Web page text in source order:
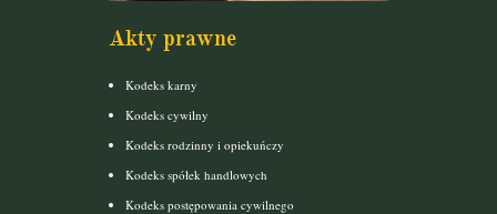
Akty prawne
Kodeks karny
Kodeks cywilny
Kodeks rodzinny i opiekuńczy
Kodeks spółek handlowych
Kodeks postępowania cywilnego